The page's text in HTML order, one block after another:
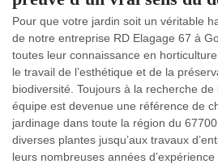
Pour que votre jardin soit un véritable
de notre entreprise RD Elagage 67 à
toutes leur connaissance en
le travail de l’esthétique et de la
biodiversité. Toujours à la recherche
équipe est devenue une référence de
jardinage dans toute la région du
diverses plantes jusqu’aux travaux
leurs nombreuses années